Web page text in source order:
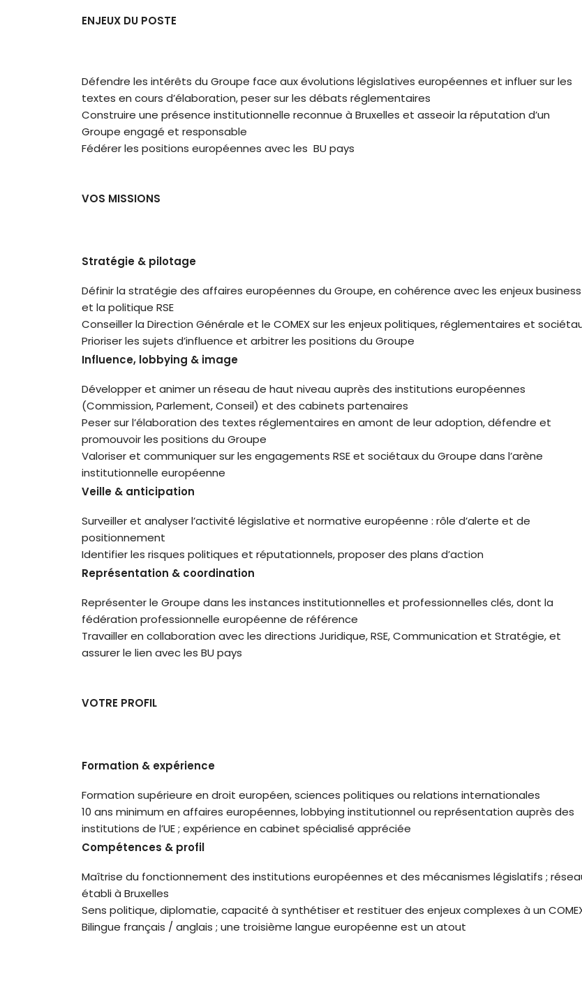
ENJEUX DU POSTE
Défendre les intérêts du Groupe face aux évolutions législatives européennes et influer sur les
textes en cours d’élaboration, peser sur les débats réglementaires
Construire une présence institutionnelle reconnue à Bruxelles et asseoir la réputation d’un
Groupe engagé et responsable
Fédérer les positions européennes avec les BU pays
VOS MISSIONS
Stratégie & pilotage
Définir la stratégie des affaires européennes du Groupe, en cohérence avec les enjeux business
et la politique RSE
Conseiller la Direction Générale et le COMEX sur les enjeux politiques, réglementaires et
Prioriser les sujets d’influence et arbitrer les positions du Groupe
Influence, lobbying & image
Développer et animer un réseau de haut niveau auprès des institutions européennes
(Commission, Parlement, Conseil) et des cabinets partenaires
Peser sur l’élaboration des textes réglementaires en amont de leur adoption, défendre et
promouvoir les positions du Groupe
Valoriser et communiquer sur les engagements RSE et sociétaux du Groupe dans l’arène
institutionnelle européenne
Veille & anticipation
Surveiller et analyser l’activité législative et normative européenne : rôle d’alerte et de
positionnement
Identifier les risques politiques et réputationnels, proposer des plans d’action
Représentation & coordination
Représenter le Groupe dans les instances institutionnelles et professionnelles clés, dont la
fédération professionnelle européenne de référence
Travailler en collaboration avec les directions Juridique, RSE, Communication et Stratégie, et
assurer le lien avec les BU pays
VOTRE PROFIL
Formation & expérience
Formation supérieure en droit européen, sciences politiques ou relations internationales
10 ans minimum en affaires européennes, lobbying institutionnel ou représentation auprès des
institutions de l’UE ; expérience en cabinet spécialisé appréciée
Compétences & profil
Maîtrise du fonctionnement des institutions européennes et des mécanismes législatifs ;
établi à Bruxelles
Sens politique, diplomatie, capacité à synthétiser et restituer des enjeux complexes à un
Bilingue français / anglais ; une troisième langue européenne est un atout